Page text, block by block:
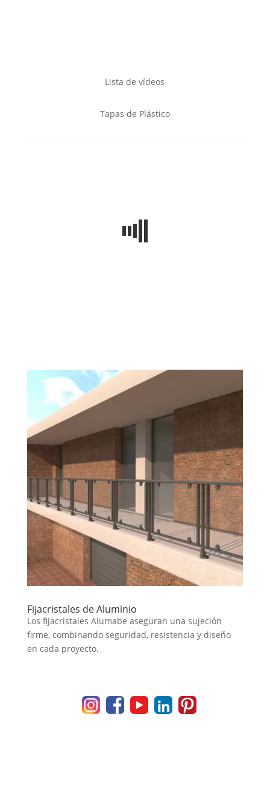
Lista de vídeos
Tapas de Plástico
Fijacristales de Aluminio
Los fijacristales Alumabe aseguran una sujeción
firme, combinando seguridad, resistencia y diseño
en cada proyecto.